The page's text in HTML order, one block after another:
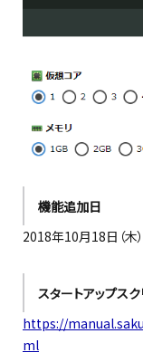
機能追加日
2018年10月18日（木）
スタートアップス
https://
ml